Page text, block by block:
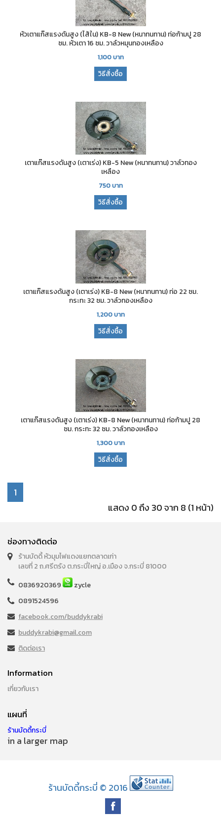
หัวเตาแก๊สแรงดันสูง (ไส้ใน) KB-8 New (หนาทนทาน) ท่อก้ามปู 28
ซม. หัวเตา 16 ซม. วาล์วหมุนทองเหลือง
1,100บาท
วิธีสั่งซื้อ
เตาแก๊สแรงดันสูง (เตาเร่ง) KB-5 New (หนาทนทาน) วาล์วทอง
เหลือง
750บาท
วิธีสั่งซื้อ
เตาแก๊สแรงดันสูง (เตาเร่ง) KB-8 New (หนาทนทาน) ท่อ 22 ซม.
กระทะ 32 ซม. วาล์วทองเหลือง
1,200บาท
วิธีสั่งซื้อ
เตาแก๊สแรงดันสูง (เตาเร่ง) KB-8 New (หนาทนทาน) ท่อก้ามปู 28
ซม. กระทะ 32 ซม. วาล์วทองเหลือง
1,300บาท
วิธีสั่งซื้อ
1
แสดง 0 ถึง 30 จาก 8 (1 หน้า)
ช่องทางติดต่อ
ร้านบัดดี้ หัวมุมไฟแดงแยกตลาดเก่า
เลขที่ 2 ถ.ศรีตรัง ต.กระบี่ใหญ่ อ.เมือง จ.กระบี่ 81000
0836920369
zycle
0891524596
facebook.com/buddykrabi
buddykrabi@gmail.com
ติดต่อเรา
Information
เกี่ยวกับเรา
แผนที่
ร้านบัดดี้กระบี่
in a larger map
ร้านบัดดี้กระบี่ © 2016